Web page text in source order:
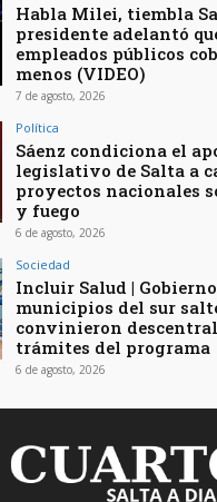
Habla Milei, tiembla
presidente adelantó
empleados públicos
menos (VIDEO)
7 de agosto, 2026
Política
Sáenz condiciona el
legislativo de Salta a
proyectos nacionales
y fuego
6 de agosto, 2026
Sociedad
Incluir Salud |
municipios del sur
convinieron
trámites del programa
6 de agosto, 2026